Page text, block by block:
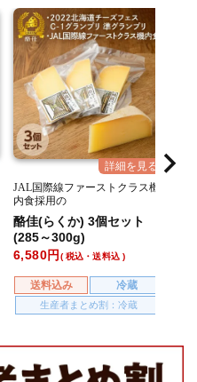
JAL国際線ファーストクラス機
内食採用の
長期熟成ゴーダチーズ
酪佳(らくか) 3個セット
(285～300g)
送料込み 冷蔵
生産者まとめ割：冷蔵
6,580 税込・送料込